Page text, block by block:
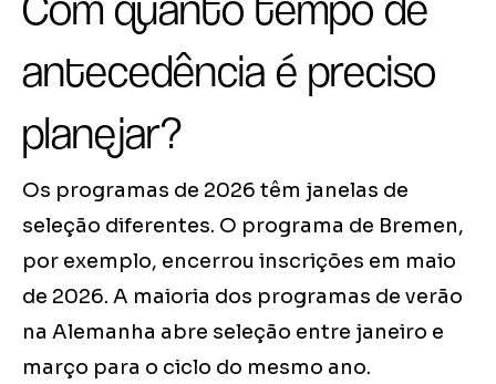
antecedência é preciso
planejar?
Os programas de 2026 têm janelas de
seleção diferentes. O programa de Bremen,
por exemplo, encerrou inscrições em maio
de 2026. A maioria dos programas de verão
na Alemanha abre seleção entre janeiro e
março para o ciclo do mesmo ano.